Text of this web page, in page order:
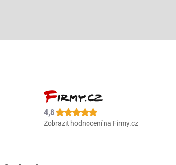
4,8
Zobrazit hodnocení na Firmy.cz